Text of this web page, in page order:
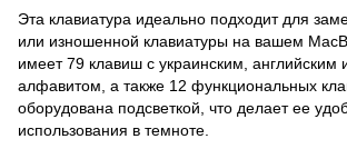
Эта клавиатура идеально подходит для
или изношенной клавиатуры на вашем
имеет 79 клавиш с украинским, английским
алфавитом, а также 12 функциональных
оборудована подсветкой, что делает ее
использования в темноте.